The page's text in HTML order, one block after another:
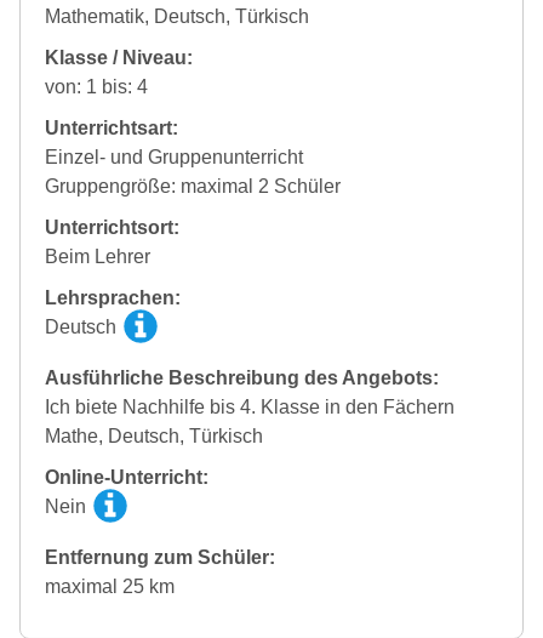
Mathematik, Deutsch, Türkisch
Klasse / Niveau:
von: 1 bis: 4
Unterrichtsart:
Einzel- und Gruppenunterricht
Gruppengröße: maximal 2 Schüler
Unterrichtsort:
Beim Lehrer
Lehrsprachen:
Deutsch
Ausführliche Beschreibung des Angebots:
Ich biete Nachhilfe bis 4. Klasse in den Fächern
Mathe, Deutsch, Türkisch
Online-Unterricht:
Nein
Entfernung zum Schüler:
maximal 25 km